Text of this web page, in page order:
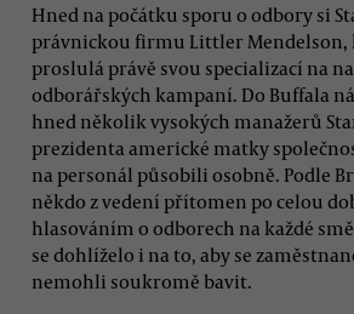
Hned na počátku sporu o odbory si
právnickou firmu Littler Mendelson,
proslulá právě svou specializací na
odborářských kampaní. Do Buffala
hned několik vysokých manažerů
prezidenta americké matky
na personál působili osobně. Podle
někdo z vedení přítomen po celou
hlasováním o odborech na každé
se dohlíželo i na to, aby se
nemohli soukromě bavit.